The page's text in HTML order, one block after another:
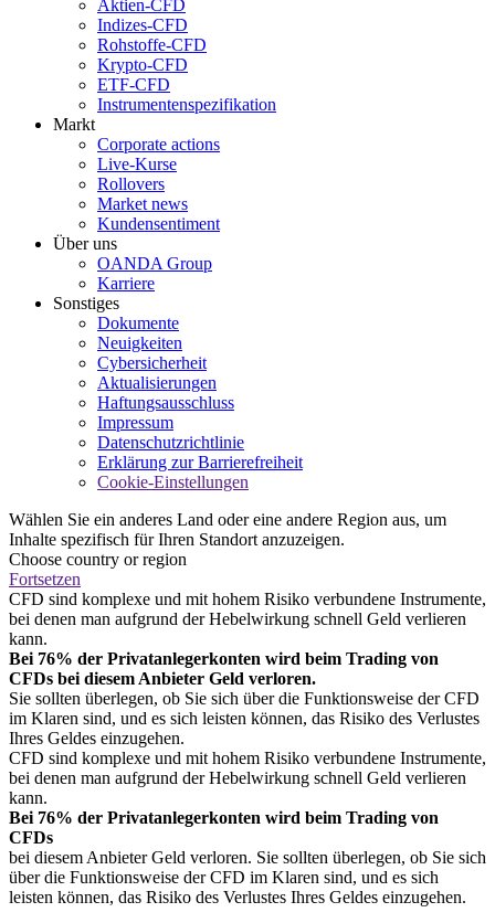
Aktien-CFD
Indizes-CFD
Rohstoffe-CFD
Krypto-CFD
ETF-CFD
Instrumentenspezifikation
Markt
Corporate actions
Live-Kurse
Rollovers
Market news
Kundensentiment
Über uns
OANDA Group
Karriere
Sonstiges
Dokumente
Neuigkeiten
Cybersicherheit
Aktualisierungen
Haftungsausschluss
Impressum
Datenschutzrichtlinie
Erklärung zur Barrierefreiheit
Cookie-Einstellungen
Wählen Sie ein anderes Land oder eine andere Region aus, um
Inhalte spezifisch für Ihren Standort anzuzeigen.
Choose country or region
Fortsetzen
CFD sind komplexe und mit hohem Risiko verbundene Instrumente,
bei denen man aufgrund der Hebelwirkung schnell Geld verlieren
kann.
Bei 76% der Privatanlegerkonten wird beim Trading von
CFDs bei diesem Anbieter Geld verloren.
Sie sollten überlegen, ob Sie sich über die Funktionsweise der CFD
im Klaren sind, und es sich leisten können, das Risiko des Verlustes
Ihres Geldes einzugehen.
CFD sind komplexe und mit hohem Risiko verbundene Instrumente,
bei denen man aufgrund der Hebelwirkung schnell Geld verlieren
kann.
Bei 76% der Privatanlegerkonten wird beim Trading von
CFDs
bei diesem Anbieter Geld verloren. Sie sollten überlegen, ob Sie sich
über die Funktionsweise der CFD im Klaren sind, und es sich
leisten können, das Risiko des Verlustes Ihres Geldes einzugehen.